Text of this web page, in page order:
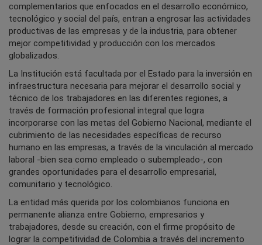
complementarios que enfocados en el desarrollo económico,
tecnológico y social del país, entran a engrosar las actividades
productivas de las empresas y de la industria, para obtener
mejor competitividad y producción con los mercados
globalizados.
La Institución está facultada por el Estado para la inversión en
infraestructura necesaria para mejorar el desarrollo social y
técnico de los trabajadores en las diferentes regiones, a
través de formación profesional integral que logra
incorporarse con las metas del Gobierno Nacional, mediante el
cubrimiento de las necesidades específicas de recurso
humano en las empresas, a través de la vinculación al mercado
laboral -bien sea como empleado o subempleado-, con
grandes oportunidades para el desarrollo empresarial,
comunitario y tecnológico.
La entidad más querida por los colombianos funciona en
permanente alianza entre Gobierno, empresarios y
trabajadores, desde su creación, con el firme propósito de
lograr la competitividad de Colombia a través del incremento